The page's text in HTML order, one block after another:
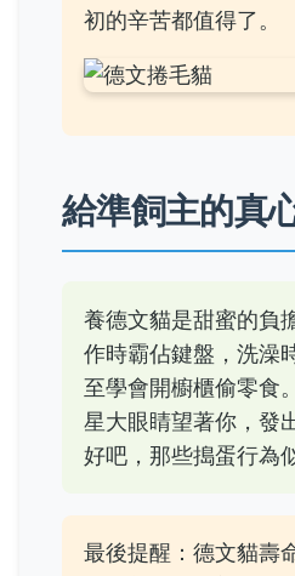
初的辛苦都值得了。
給準飼主的真
養德文貓是甜蜜的負
作時霸佔鍵盤，洗澡
至學會開櫥櫃偷零食
星大眼睛望著你，發
好吧，那些搗蛋行為
最後提醒：德文貓壽